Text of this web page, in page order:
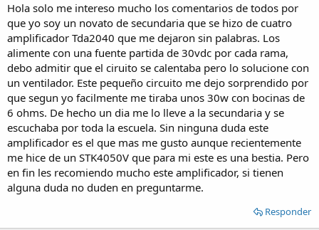
Hola solo me intereso mucho los comentarios de todos por
que yo soy un novato de secundaria que se hizo de cuatro
amplificador Tda2040 que me dejaron sin palabras. Los
alimente con una fuente partida de 30vdc por cada rama,
debo admitir que el ciruito se calentaba pero lo solucione con
un ventilador. Este pequeño circuito me dejo sorprendido por
que segun yo facilmente me tiraba unos 30w con bocinas de
6 ohms. De hecho un dia me lo lleve a la secundaria y se
escuchaba por toda la escuela. Sin ninguna duda este
amplificador es el que mas me gusto aunque recientemente
me hice de un STK4050V que para mi este es una bestia. Pero
en fin les recomiendo mucho este amplificador, si tienen
alguna duda no duden en preguntarme.
Responder